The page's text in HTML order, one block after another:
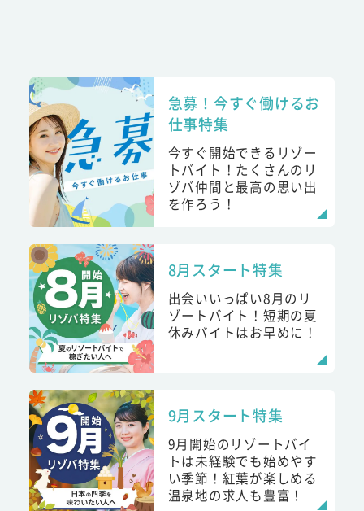
急募！今すぐ働けるお
仕事特集
今すぐ開始できるリゾー
トバイト！たくさんのリ
ゾバ仲間と最高の思い出
を作ろう！
8月スタート特集
出会いいっぱい8月のリ
ゾートバイト！短期の夏
休みバイトはお早めに！
9月スタート特集
9月開始のリゾートバイ
トは未経験でも始めやす
い季節！紅葉が楽しめる
温泉地の求人も豊富！